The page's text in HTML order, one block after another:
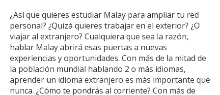
¿Así que quieres estudiar Malay para ampliar tu red
personal? ¿Quizá quieres trabajar en el exterior? ¿O
viajar al extranjero? Cualquiera que sea la razón,
hablar Malay abrirá esas puertas a nuevas
experiencias y oportunidades. Con más de la mitad de
la población mundial hablando 2 o más idiomas,
aprender un idioma extranjero es más importante que
nunca. ¿Cómo te pondrás al corriente? Con más de